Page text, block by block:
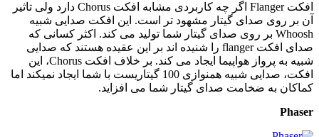
افکت Flanger اگر چه کاربردی مشابه افکت Chorus دارد ولی تاثیر
آن بر روی صدای گیتار مشهود تر است. این افکت صدایی شبیه
Whoosh بر روی صدای گیتار شما تولید می کند. اکثر کسانی که
صدای افکت flanger را شنیده اند بر این عقیده هستند که صدایی
شبیه به پرواز هواپیما ایجاد می کند. بر خلاف افکت Chorus، این
افکت، صدایی شبیه همنوازی 100 گیتاریست با شما ایجاد نمیکند اما
کماکان به ضخامت صدای گیتار شما می افزاید.
Phaser